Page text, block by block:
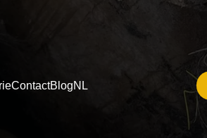
ContactBlogNL